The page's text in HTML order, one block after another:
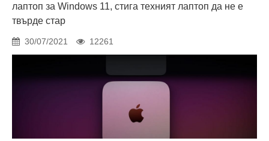
лаптоп за Windows 11, стига техният лаптоп да не е
твърде стар
30/07/2021 12261